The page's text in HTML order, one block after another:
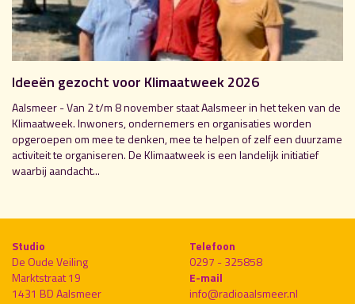
Ideeën gezocht voor Klimaatweek 2026
Aalsmeer - Van 2 t/m 8 november staat Aalsmeer in het teken van de
Klimaatweek. Inwoners, ondernemers en organisaties worden
opgeroepen om mee te denken, mee te helpen of zelf een duurzame
activiteit te organiseren. De Klimaatweek is een landelijk initiatief
waarbij aandacht...
Studio
De Oude Veiling
Marktstraat 19
1431 BD Aalsmeer
Telefoon
0297 - 325858
E-mail
info@radioaalsmeer.nl